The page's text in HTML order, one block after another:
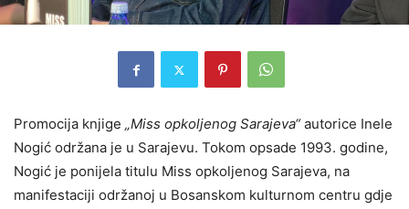
Promocija knjige „Miss opkoljenog Sarajeva“autorice Inele
Nogić održana je u Sarajevu. Tokom opsade 1993. godine,
Nogić je ponijela titulu Miss opkoljenog Sarajeva, na
manifestaciji održanoj u Bosanskom kulturnom centru gdje